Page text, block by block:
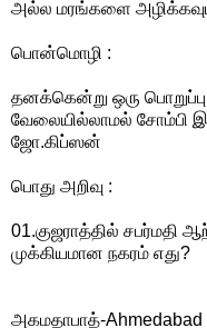
அல்ல மரங்களை
பொன்மொழி :
தனக்கென்று ஒரு பொறுப்பு
வேலையில்லாமல் சோம்பி
ஜோ.கிப்ஸன்
பொது அறிவு :
01.குஜராத்தில் சபர்மதி
முக்கியமான நகரம் எது?
அகமதாபாத்-Ahmedabad